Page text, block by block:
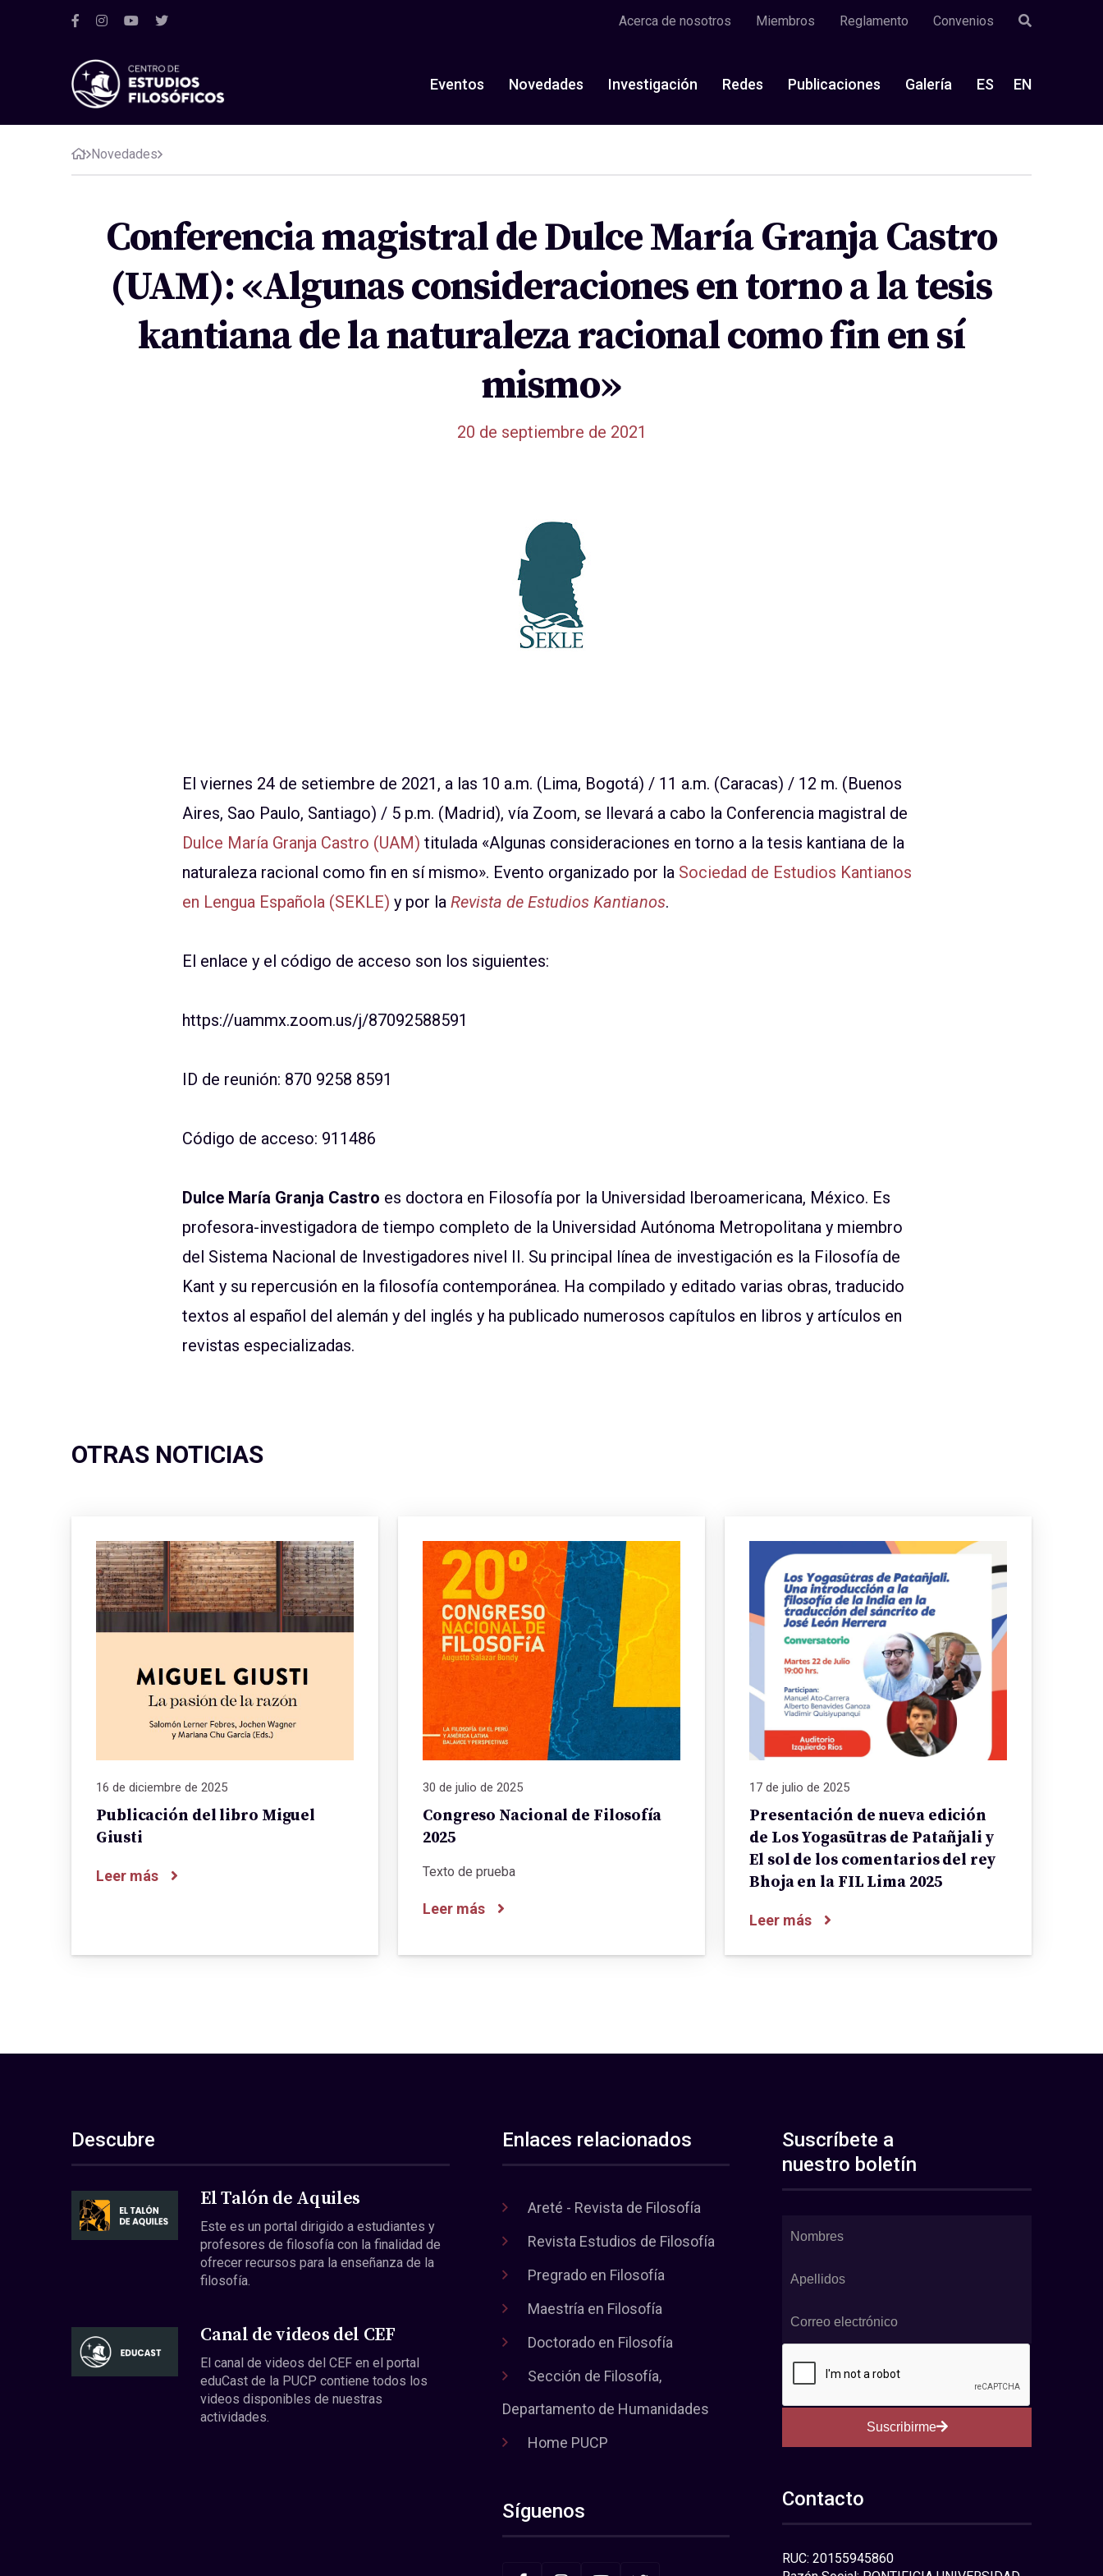
Acerca de nosotros Miembros Reglamento Convenios
Eventos Novedades Investigación Redes Publicaciones Galería ES EN
Novedades
Conferencia magistral de Dulce María Granja Castro
(UAM): «Algunas consideraciones en torno a la tesis
kantiana de la naturaleza racional como fin en sí
mismo»
20 de septiembre de 2021
El viernes 24 de setiembre de 2021, a las 10 a.m. (Lima, Bogotá) / 11 a.m. (Caracas) / 12 m. (Buenos
Aires, Sao Paulo, Santiago) / 5 p.m. (Madrid), vía Zoom, se llevará a cabo la Conferencia magistral de
Dulce María Granja Castro (UAM) titulada «Algunas consideraciones en torno a la tesis kantiana de la
naturaleza racional como fin en sí mismo». Evento organizado por la Sociedad de Estudios Kantianos
en Lengua Española (SEKLE) y por la Revista de Estudios Kantianos.
El enlace y el código de acceso son los siguientes:
https://uammx.zoom.us/j/87092588591
ID de reunión: 870 9258 8591
Código de acceso: 911486
Dulce María Granja Castro es doctora en Filosofía por la Universidad Iberoamericana, México. Es
profesora-investigadora de tiempo completo de la Universidad Autónoma Metropolitana y miembro
del Sistema Nacional de Investigadores nivel II. Su principal línea de investigación es la Filosofía de
Kant y su repercusión en la filosofía contemporánea. Ha compilado y editado varias obras, traducido
textos al español del alemán y del inglés y ha publicado numerosos capítulos en libros y artículos en
revistas especializadas.
OTRAS NOTICIAS
16 de diciembre de 2025
Publicación del libro Miguel
Giusti
Leer más
30 de julio de 2025
Congreso Nacional de Filosofía
2025
Texto de prueba
Leer más
17 de julio de 2025
Presentación de nueva edición
de Los Yogasūtras de Patañjali y
El sol de los comentarios del rey
Bhoja en la FIL Lima 2025
Leer más
Descubre
El Talón de Aquiles
Este es un portal dirigido a estudiantes y
profesores de filosofía con la finalidad de
ofrecer recursos para la enseñanza de la
filosofía.
Canal de videos del CEF
El canal de videos del CEF en el portal
eduCast de la PUCP contiene todos los
videos disponibles de nuestras
actividades.
Enlaces relacionados
Areté - Revista de Filosofía
Revista Estudios de Filosofía
Pregrado en Filosofía
Maestría en Filosofía
Doctorado en Filosofía
Sección de Filosofía,
Departamento de Humanidades
Home PUCP
Síguenos
Suscríbete a
nuestro boletín
Suscribirme
Contacto
RUC: 20155945860